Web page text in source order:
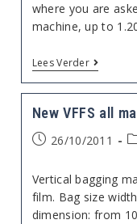
where you are
machine, up to
Lees VerderTFFS
Bagging
2.000
New VFFS all
Bericht
op:
26/10/2011
Vertical bagging
film. Bag size
dimension: from